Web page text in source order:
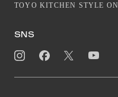
TOYO KITCHEN STYLE
SNS